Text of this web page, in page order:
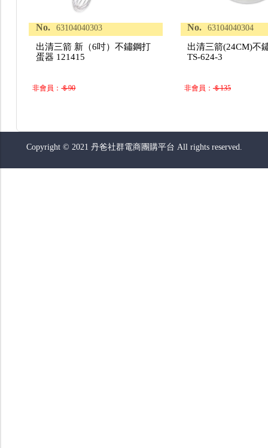
No. 63104040303
出清三箭 新（6吋）不鏽鋼打
蛋器 121415
非會員：＄90
No. 63104040304
出清三箭(24CM)不
TS-624-3
非會員： ＄135
Copyright © 2021 丹爸社群電商團購平台 All rights reserved.